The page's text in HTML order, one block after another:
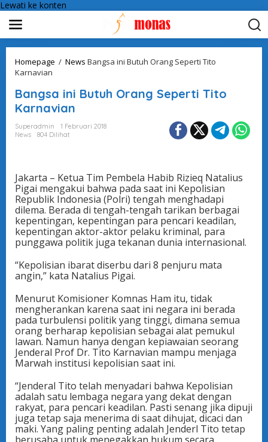
Lewati ke konten
Homepage / News Bangsa ini Butuh Orang Seperti Tito
Karnavian
Bangsa ini Butuh Orang Seperti Tito
Karnavian
Superadmin
1 Februari 2018
News
804 Dilihat
Jakarta – Ketua Tim Pembela Habib Rizieq Natalius
Pigai mengakui bahwa pada saat ini Kepolisian
Republik Indonesia (Polri) tengah menghadapi
dilema. Berada di tengah-tengah tarikan berbagai
kepentingan, kepentingan para pencari keadilan,
kepentingan aktor-aktor pelaku kriminal, para
punggawa politik juga tekanan dunia internasional.
“Kepolisian ibarat diserbu dari 8 penjuru mata
angin,” kata Natalius Pigai.
Menurut Komisioner Komnas Ham itu, tidak
mengherankan karena saat ini negara ini berada
pada turbulensi politik yang tinggi, dimana semua
orang berharap kepolisian sebagai alat pemukul
lawan. Namun hanya dengan kepiawaian seorang
Jenderal Prof Dr. Tito Karnavian mampu menjaga
Marwah institusi kepolisian saat ini.
“Jenderal Tito telah menyadari bahwa Kepolisian
adalah satu lembaga negara yang dekat dengan
rakyat, para pencari keadilan. Pasti senang jika dipuji
juga tetap saja menerima di saat dihujat, dicaci dan
maki. Yang paling penting adalah Jenderl Tito tetap